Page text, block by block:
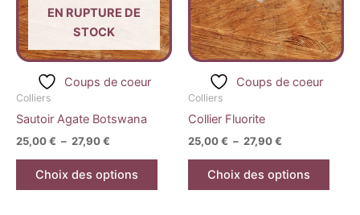
EN RUPTURE DE
STOCK
Coups de coeur
Colliers
Sautoir Agate Botswana
25,00€ – 27,90€
Choix des options
Les
options
peuvent
Coups de coeur
Colliers
Collier Fluorite
25,00€ – 27,90€
Choix des options
Les